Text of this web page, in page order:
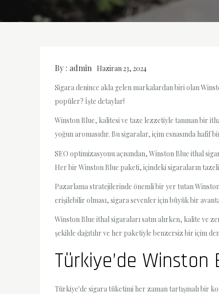
By : admin Haziran 23, 2024
Sigara denince akla gelen markalardan biri olan
popüler? İşte detaylar!
Winston Blue, kalitesi ve taze lezzetiyle tanınan bir
yoğun aromasıdır. Bu sigaralar, içim esnasında hafif
SEO optimizasyonu açısından, Winston Blue ithal
Her bir Winston Blue paketi, içindeki sigaraların
Pazarlama stratejilerinde önemli bir yer tutan Winston
erişilebilir olması, sigara sevenler için büyük bir
Winston Blue ithal sigaraları satın alırken, kalite ve
şekilde dağıtılır ve her paketiyle benzersiz bir içim
Türkiye’de
Türkiye'de sigara tüketimi her zaman tartışmalı bir